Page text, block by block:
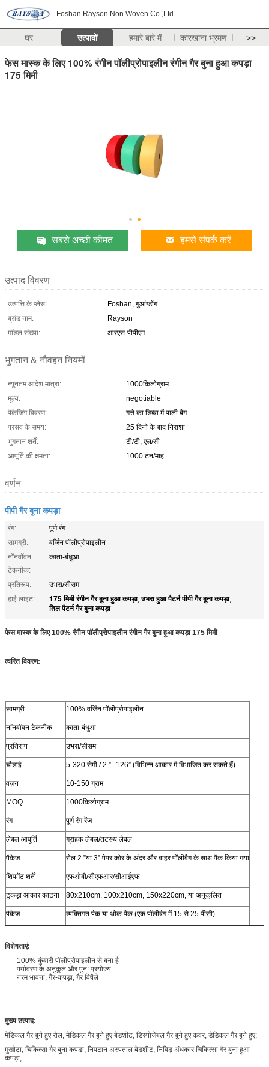
Foshan Rayson Non Woven Co.,Ltd
घर उत्पादों हमारे बारे में कारखाना भ्रमण >>
फेस मास्क के लिए 100% रंगीन पॉलीप्रोपाइलीन रंगीन गैर बुना हुआ कपड़ा
175 मिमी
सबसे अच्छी कीमत हमसे संपर्क करें
उत्पाद विवरण
उत्पत्ति के प्लेस:
Foshan, गुआंग्डोंग
ब्रांड नाम:
Rayson
मॉडल संख्या:
आरएस-पीपीएम
भुगतान & नौवहन नियमों
न्यूनतम आदेश मात्रा:
1000किलोग्राम
मूल्य:
negotiable
पैकेजिंग विवरण:
गत्ते का डिब्बा में पाली बैग
प्रसव के समय:
25 दिनों के बाद निराशा
भुगतान शर्तें:
टी/टी, एल/सी
आपूर्ति की क्षमता:
1000 टन/माह
वर्णन
पीपी गैर बुना कपड़ा
रंग:
पूर्ण रंग
सामग्री:
वर्जिन पॉलीप्रोपाइलीन
नॉनवॉवन
टेकनीक:
काता-बंधुआ
प्रतिरूप:
उभरा/सीसम
हाई लाइट:
175 मिमी रंगीन गैर बुना हुआ कपड़ा,उभरा हुआ पैटर्न पीपी गैर बुना कपड़ा,
तिल पैटर्न गैर बुना कपड़ा
फेस मास्क के लिए 100% रंगीन पॉलीप्रोपाइलीन रंगीन गैर बुना हुआ कपड़ा 175 मिमी
त्वरित विवरण:
सामग्री 100% वर्जिन पॉलीप्रोपाइलीन
नॉनवॉवन टेकनीक काता-बंधुआ
प्रतिरूप उभरा/सीसम
चौड़ाई 5-320 सेमी / 2 ”--126” (विभिन्न आकार में विभाजित कर सकते हैं)
वज़न 10-150 ग्राम
MOQ 1000किलोग्राम
रंग पूर्ण रंग रेंज
लेबल आपूर्ति ग्राहक लेबल/तटस्थ लेबल
पैकेज रोल 2 ”या 3” पेपर कोर के अंदर और बाहर पॉलीबैग के साथ पैक किया गया
शिपमेंट शर्तें एफओबी/सीएफआर/सीआईएफ
टुकड़ा आकार काटना 80x210cm, 100x210cm, 150x220cm, या अनुकूलित
पैकेज व्यक्तिगत पैक या थोक पैक (एक पॉलीबैग में 15 से 25 पीसी)
विशेषताएं:
100% कुंवारी पॉलीप्रोपाइलीन से बना है
पर्यावरण के अनुकूल और पुन: प्रयोज्य
नरम भावना, गैर-कपड़ा, गैर विषैले
मुख्य उत्पाद:
मेडिकल गैर बुने हुए रोल, मेडिकल गैर बुने हुए बेडशीट, डिस्पोजेबल गैर बुने हुए कवर, डेडिकल गैर बुने हुए;
मुखौटा, चिकित्सा गैर बुना कपड़ा, निपटान अस्पताल बेडशीट, निविड़ अंधकार चिकित्सा गैर बुना हुआ
कपड़ा,